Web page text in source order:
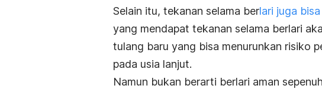
Selain itu, tekanan selama berlari juga bisa
yang mendapat tekanan selama berlari
tulang baru yang bisa menurunkan risiko
pada usia lanjut.
Namun bukan berarti berlari aman